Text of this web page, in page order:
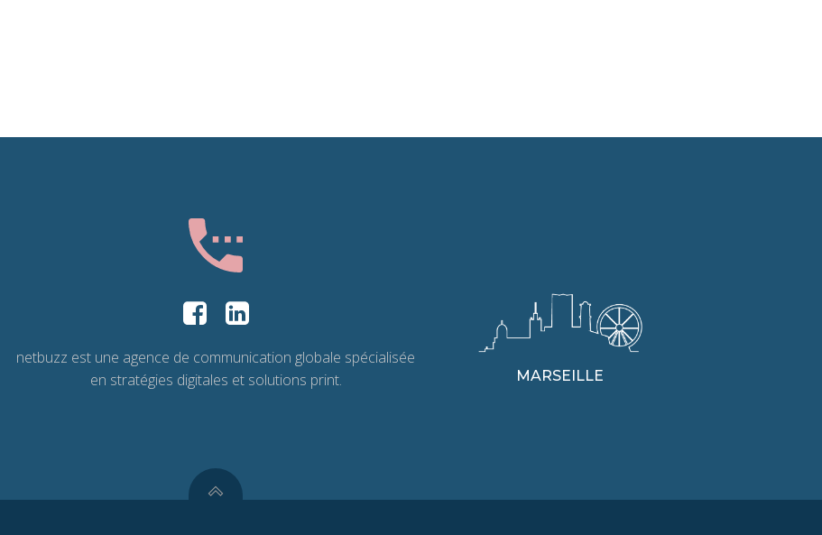
netbuzz est une agence de communication globale spécialisée
en stratégies digitales et solutions print.
MARSEILLE